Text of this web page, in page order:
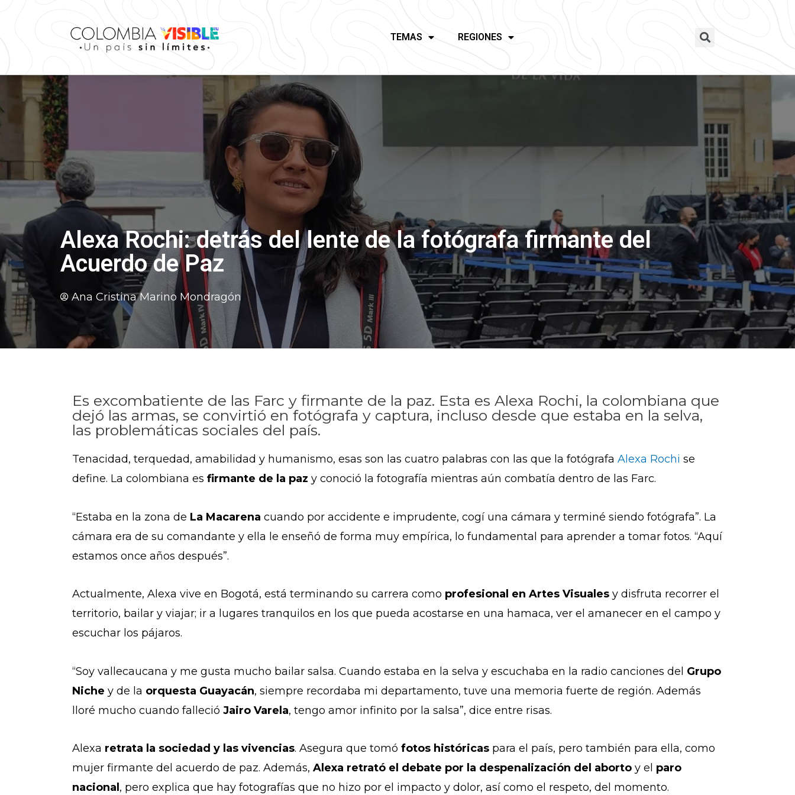
TEMAS REGIONES
Alexa Rochi: detrás del lente de la fotógrafa firmante del
Acuerdo de Paz
Ana Cristina Marino Mondragón
Es excombatiente de las Farc y firmante de la paz. Esta es Alexa Rochi, la colombiana que
dejó las armas, se convirtió en fotógrafa y captura, incluso desde que estaba en la selva,
las problemáticas sociales del país.
Tenacidad, terquedad, amabilidad y humanismo, esas son las cuatro palabras con las que la fotógrafa Alexa Rochi se
define. La colombiana es firmante de la paz y conoció la fotografía mientras aún combatía dentro de las Farc.
“Estaba en la zona de La Macarena cuando por accidente e imprudente, cogí una cámara y terminé siendo fotógrafa”. La
cámara era de su comandante y ella le enseñó de forma muy empírica, lo fundamental para aprender a tomar fotos. “Aquí
estamos once años después”.
Actualmente, Alexa vive en Bogotá, está terminando su carrera como profesional en Artes Visuales y disfruta recorrer el
territorio, bailar y viajar; ir a lugares tranquilos en los que pueda acostarse en una hamaca, ver el amanecer en el campo y
escuchar los pájaros.
“Soy vallecaucana y me gusta mucho bailar salsa. Cuando estaba en la selva y escuchaba en la radio canciones del Grupo
Niche y de la orquesta Guayacán, siempre recordaba mi departamento, tuve una memoria fuerte de región. Además
lloré mucho cuando falleció Jairo Varela, tengo amor infinito por la salsa”, dice entre risas.
Alexa retrata la sociedad y las vivencias. Asegura que tomó fotos históricas para el país, pero también para ella, como
mujer firmante del acuerdo de paz. Además, Alexa retrató el debate por la despenalización del aborto y el paro
nacional , pero explica que hay fotografías que no hizo por el impacto y dolor, así como el respeto, del momento.